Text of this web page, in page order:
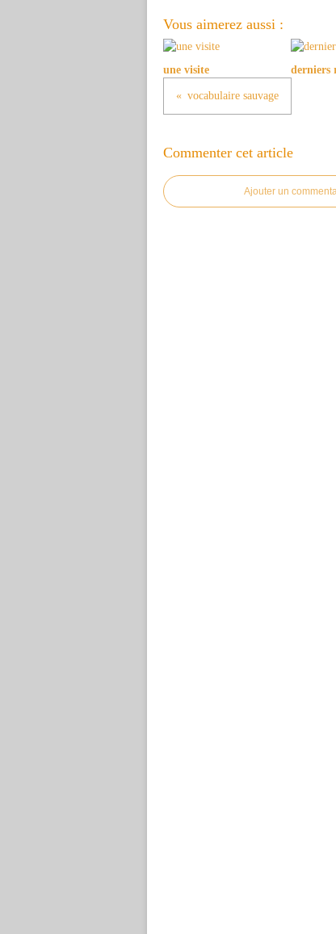
Vous aimerez aussi :
une visite derniers
vocabulaire sauvage
Commenter cet article
Ajouter un